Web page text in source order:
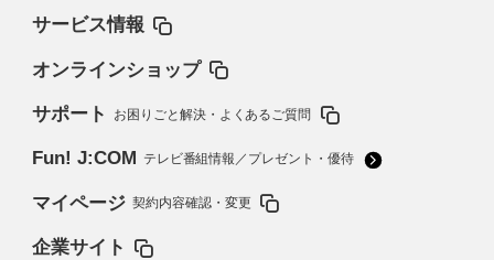
サービス情報
オンラインショップ
サポート お困りごと解決・よくあるご質問
Fun! J:COM テレビ番組情報／プレゼント・優待
マイページ 契約内容確認・変更
企業サイト